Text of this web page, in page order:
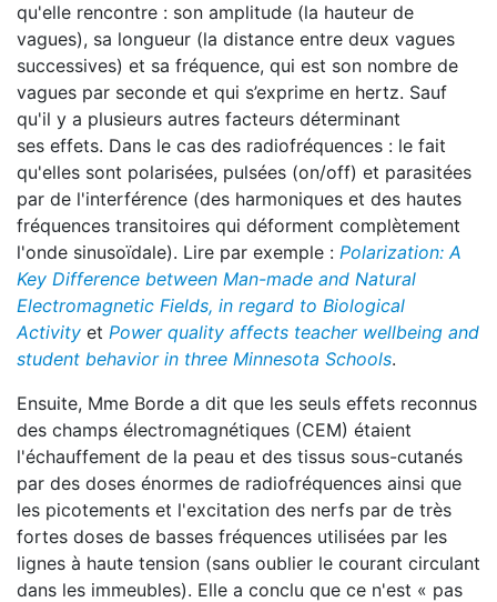
qu'elle rencontre : son amplitude (la hauteur de
vagues), sa longueur (la distance entre deux vagues
successives) et sa fréquence, qui est son nombre de
vagues par seconde et qui s’exprime en hertz. Sauf
qu'il y a plusieurs autres facteurs déterminant
ses effets. Dans le cas des radiofréquences : le fait
qu'elles sont polarisées, pulsées (on/off) et parasitées
par de l'interférence (des harmoniques et des hautes
fréquences transitoires qui déforment complètement
l'onde sinusoïdale). Lire par exemple : Polarization: A
Key Difference between Man-made and Natural
Electromagnetic Fields, in regard to Biological
Activity et Power quality affects teacher wellbeing and
student behavior in three Minnesota Schools.
Ensuite, Mme Borde a dit que les seuls effets reconnus
des champs électromagnétiques (CEM) étaient
l'échauffement de la peau et des tissus sous-cutanés
par des doses énormes de radiofréquences ainsi que
les picotements et l'excitation des nerfs par de très
fortes doses de basses fréquences utilisées par les
lignes à haute tension (sans oublier le courant circulant
dans les immeubles). Elle a conclu que ce n'est « pas